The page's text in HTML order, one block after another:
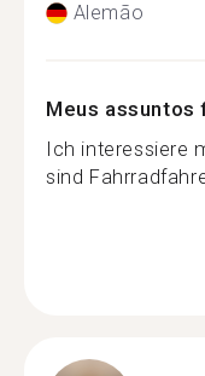
Alemão
Meus assuntos
Ich interessiere
sind